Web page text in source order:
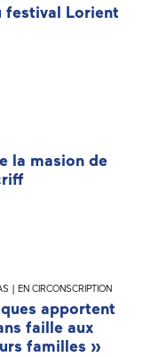
festival Lorient
la masion de
| EN CIRCONSCRIPTION
apportent
faille aux
familles »